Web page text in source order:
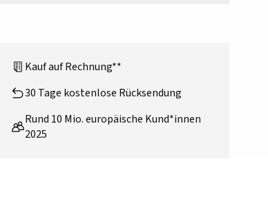
Kauf auf Rechnung**
30 Tage kostenlose Rücksendung
Rund 10 Mio. europäische Kund*innen
2025